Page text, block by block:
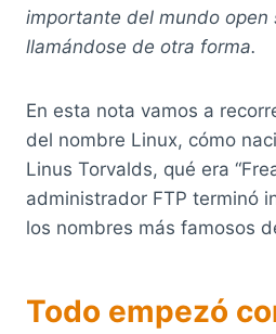
importante del mundo open
llamándose de otra forma.
En esta nota vamos a
del nombre Linux, cómo
Linus Torvalds, qué era
administrador FTP terminó
los nombres más famosos
Todo empezó